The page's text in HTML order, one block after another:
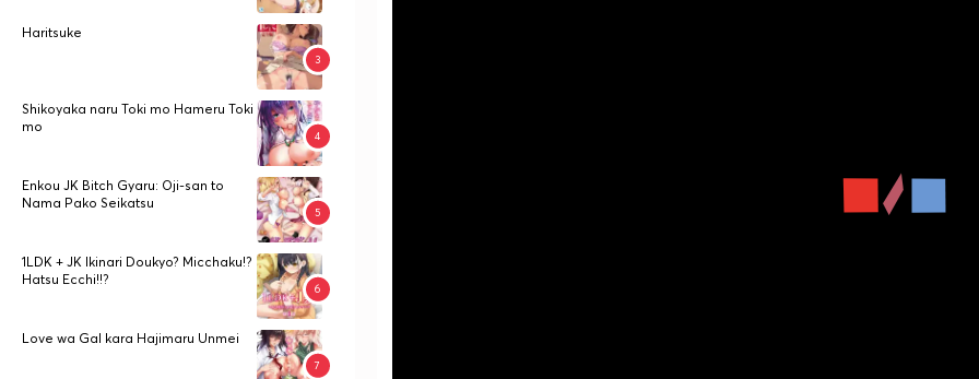
Haritsuke
Shikoyaka naru Toki mo Hameru Toki
mo
Enkou JK Bitch Gyaru: Oji-san to
Nama Pako Seikatsu
1LDK + JK Ikinari Doukyo? Micchaku!?
Hatsu Ecchi!!?
Love wa Gal kara Hajimaru Unmei